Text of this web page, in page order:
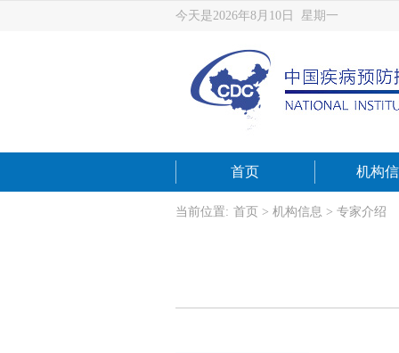
今天是2026年8月10日 星期一
首页 机构
当前位置: 首页 > 机构信息 > 专家介绍